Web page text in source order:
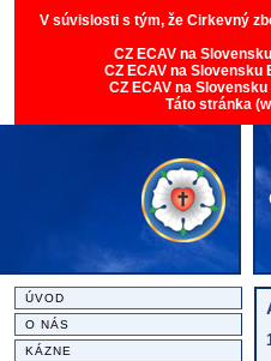
V súvislosti s tým, že Cirkevný
CZ ECAV na
CZ ECAV na Slovensku
CZ ECAV na
Táto stránka
ÚVOD
O NÁS
KÁZNE